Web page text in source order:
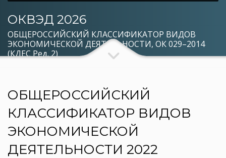
ОКВЭД 2026
ОБЩЕРОССИЙСКИЙ КЛАССИФИКАТОР ВИДОВ
ЭКОНОМИЧЕСКОЙ ДЕЯТЕЛЬНОСТИ, ОК 029–2014
(КДЕС Ред. 2)
ОБЩЕРОССИЙСКИЙ
КЛАССИФИКАТОР ВИДОВ
ЭКОНОМИЧЕСКОЙ
ДЕЯТЕЛЬНОСТИ 2022